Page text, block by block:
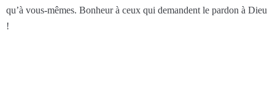
qu’à vous-mêmes. Bonheur à ceux qui demandent le pardon à Dieu
!